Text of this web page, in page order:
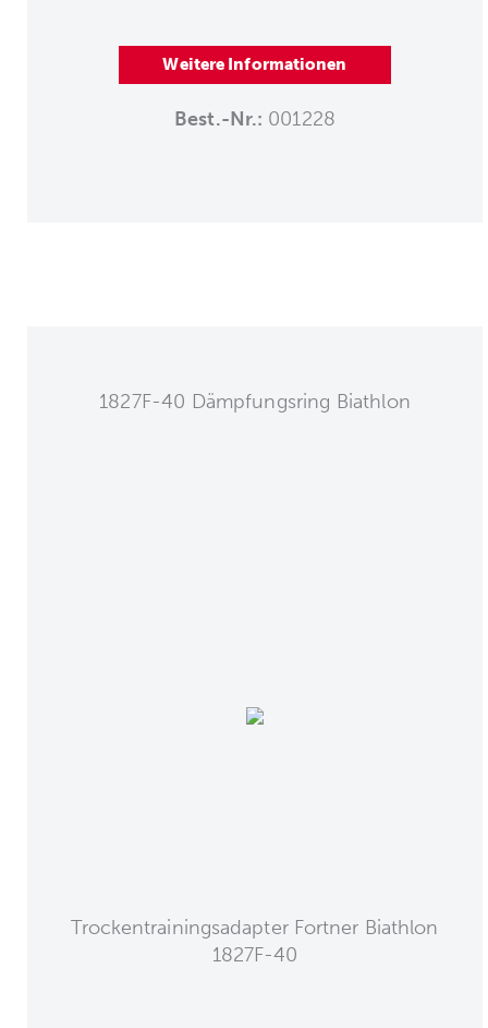
Weitere Informationen
Best.-Nr.: 001228
1827F-40 Dämpfungsring Biathlon
Trockentrainingsadapter Fortner Biathlon
1827F-40